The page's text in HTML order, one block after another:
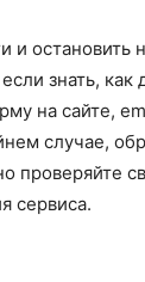
и
знать, как
на сайте,
случае,
проверяйте
сервиса.